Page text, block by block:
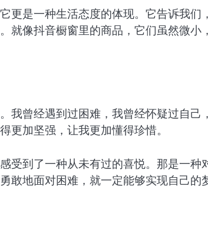
更是一种生活态度的体现。它告诉我们
就像抖音橱窗里的商品，它们虽然微小
曾经遇到过困难，我曾经怀疑过自己
更加坚强，让我更加懂得珍惜。
受到了一种从未有过的喜悦。那是一种
地面对困难，就一定能够实现自己的